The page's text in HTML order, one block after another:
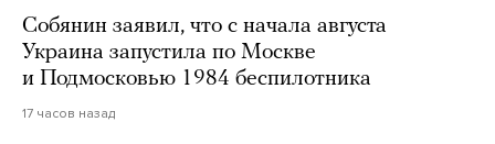
Собянин заявил, что с начала августа
Украина запустила по Москве
и Подмосковью 1984 беспилотника
17 часов назад